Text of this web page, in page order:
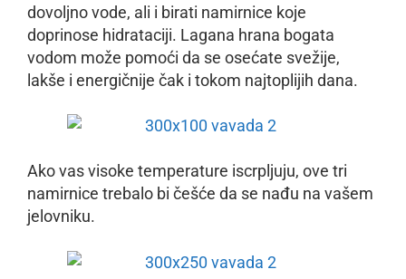
dovoljno vode, ali i birati namirnice koje
doprinose hidrataciji. Lagana hrana bogata
vodom može pomoći da se osećate svežije,
lakše i energičnije čak i tokom najtoplijih dana.
Ako vas visoke temperature iscrpljuju, ove tri
namirnice trebalo bi češće da se nađu na vašem
jelovniku.